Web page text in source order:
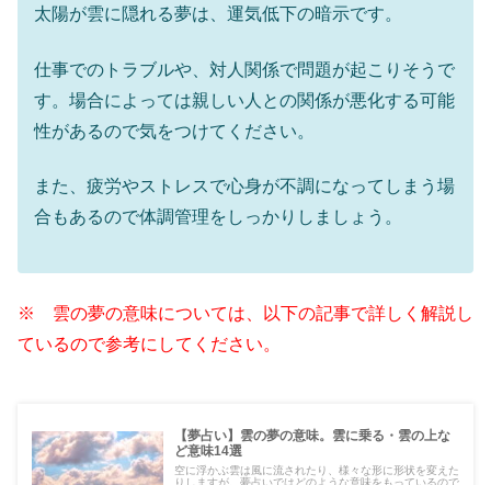
太陽が雲に隠れる夢は、運気低下の暗示です。
仕事でのトラブルや、対人関係で問題が起こりそうで
す。場合によっては親しい人との関係が悪化する可能
性があるので気をつけてください。
また、疲労やストレスで心身が不調になってしまう場
合もあるので体調管理をしっかりしましょう。
※ 雲の夢の意味については、以下の記事で詳しく解説し
ているので参考にしてください。
【夢占い】雲の夢の意味。雲に乗る・雲の上な
ど意味14選
空に浮かぶ雲は風に流されたり、様々な形に形状を変えた
りしますが、夢占いではどのような意味をもっているので